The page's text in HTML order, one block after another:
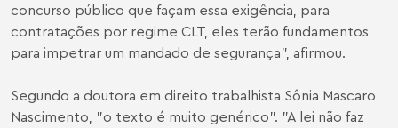
concurso público que façam essa exigência, para
contratações por regime CLT, eles terão fundamentos
para impetrar um mandado de segurança”, afirmou.
Segundo a doutora em direito trabalhista Sônia Mascaro
Nascimento, "o texto é muito genérico". "A lei não faz